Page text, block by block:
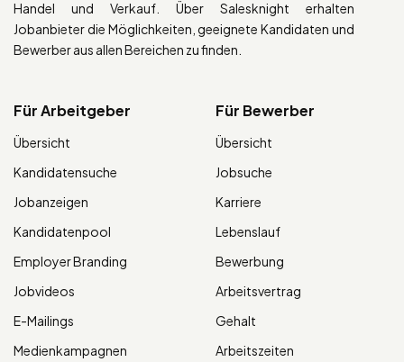
Handel und Verkauf. Über Salesknight erhalten
Jobanbieter die Möglichkeiten, geeignete Kandidaten und
Bewerber aus allen Bereichen zu finden.
Für Arbeitgeber
Übersicht
Kandidatensuche
Jobanzeigen
Kandidatenpool
Employer Branding
Jobvideos
E-Mailings
Medienkampagnen
Für Bewerber
Übersicht
Jobsuche
Karriere
Lebenslauf
Bewerbung
Arbeitsvertrag
Gehalt
Arbeitszeiten